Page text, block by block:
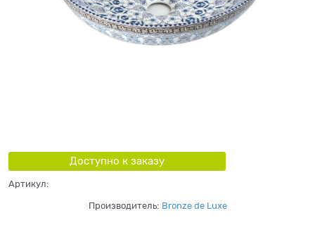
Доступно к заказу
Артикул:
Производитель: Bronze de Luxe